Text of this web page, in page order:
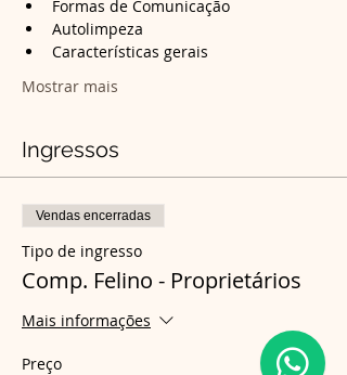
Mostrar mais
Ingressos
Vendas encerradas
Tipo de ingresso
Comp. Felino - Proprietários
Mais informações
Preço